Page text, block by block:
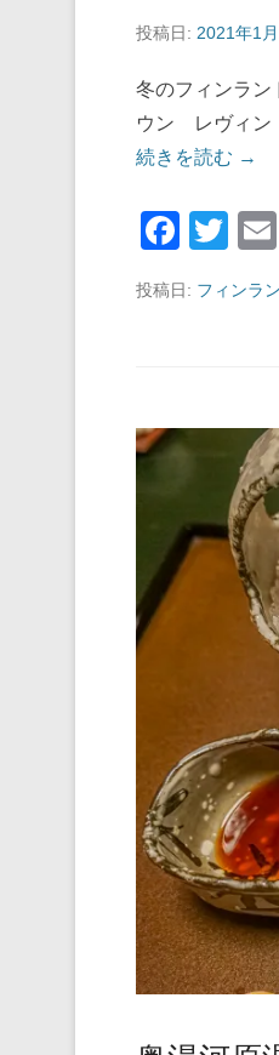
投稿日: 2021年1
冬のフィンラン
ウン レヴィン
続きを読む →
F
c
o
T
tt
投稿日: フィンラ